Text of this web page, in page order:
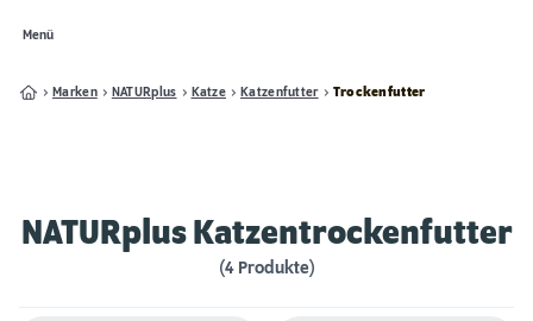
Menü
Marken NATURplus Katze Katzenfutter Trockenfutter
NATURplus Katzentrockenfutter
(4 Produkte)